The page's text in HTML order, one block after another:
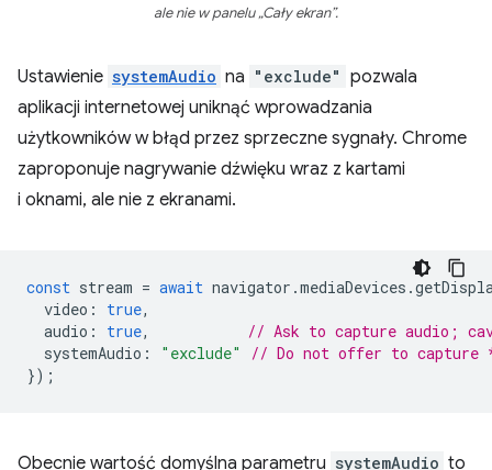
ale nie w panelu „Cały ekran”.
Ustawienie systemAudio na "exclude" pozwala
aplikacji internetowej uniknąć wprowadzania
użytkowników w błąd przez sprzeczne sygnały. Chrome
zaproponuje nagrywanie dźwięku wraz z kartami
i oknami, ale nie z ekranami.
const stream = await navigator .mediaDevices .
video : true,
audio : true,
// Ask to capture audio;
systemAudio : "exclude"
// Do not offer to capture
});
Obecnie wartość domyślna parametru systemAudio to